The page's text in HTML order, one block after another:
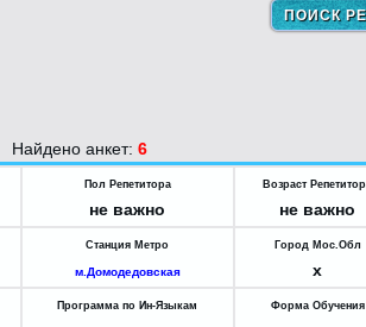
Найдено анкет: 6
Пол Репетитора
не важно
Возраст
не важно
Станция Метро
м.Домодедовская
Город Мос.Обл
x
Программа по Ин-Языкам Форма Обучения